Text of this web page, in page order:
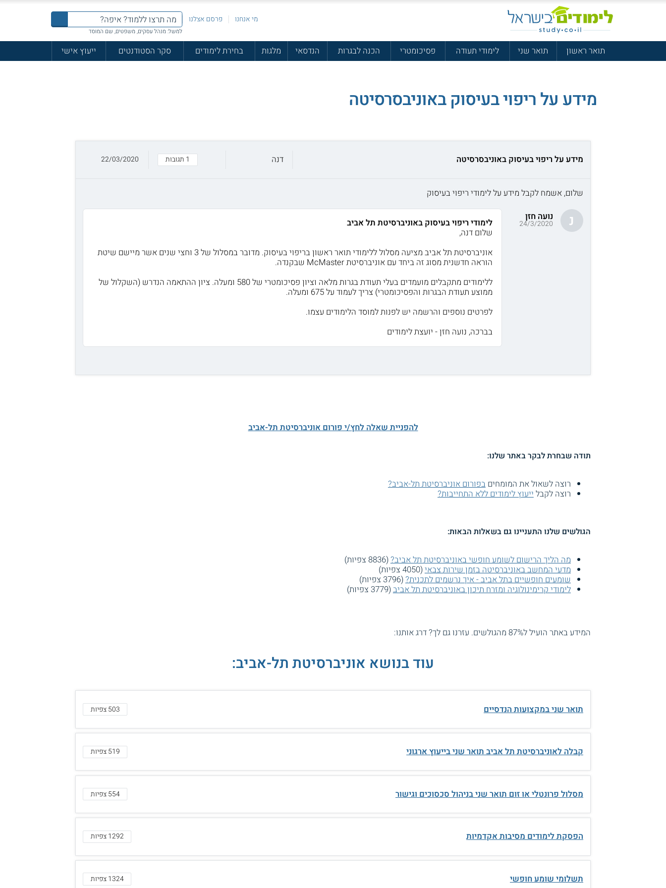
מי אנחנו פרסם אצלנו
למשל: מנהל עסקים, משפטים, שם המוסד
תואר ראשון תואר שני לימודי תעודה פסיכומטרי הכנה לבגרות הנדסאי מלגות בחירת לימודים סקר הסטודנטים ייעוץ אישי
מידע על ריפוי בעיסוק באוניבסרסיטה
מידע על ריפוי בעיסוק באוניבסרסיטה דנה 1 תגובות 22/03/2020
שלום, אשמח לקבל מידע על לימודי ריפוי בעיסוק
נ נועה חזן
24/3/2020
לימודי ריפוי בעיסוק באוניברסיטת תל אביב
שלום דנה,
אוניברסיטת תל אביב מציעה מסלול ללימודי תואר ראשון בריפוי בעיסוק. מדובר במסלול של 3 וחצי שנים אשר מיישם שיטת
הוראה חדשנית מסוג זה ביחד עם אוניברסיטת McMaster שבקנדה.
ללימודים מתקבלים מועמדים בעלי תעודת בגרות מלאה וציון פסיכומטרי של 580 ומעלה. ציון ההתאמה הנדרש (השקלול של
ממוצע תעודת הבגרות והפסיכומטרי) צריך לעמוד על 675 ומעלה.
לפרטים נוספים והרשמה יש לפנות למוסד הלימודים עצמו.
בברכה, נועה חזן - יועצת לימודים
להפניית שאלה לחץ/י פורום אוניברסיטת תל-אביב
תודה שבחרת לבקר באתר שלנו:
רוצה לשאול את המומחיםבפורום אוניברסיטת תל-אביב?
רוצה לקבל ייעוץ לימודים ללא התחייבות?
הגולשים שלנו התעניינו גם בשאלות הבאות:
מה הליך הרישום לשומע חופשי באוניברסיטת תל אביב?(8836 צפיות)
מדעי המחשב באוניברסיטה בזמן שירות צבאי(4050 צפיות)
שומעים חופשיים בתל אביב - איך נרשמים לתכנית?(3796 צפיות)
לימודי קרימינולוגיה ומזרח תיכון באוניברסיטת תל אביב(3779 צפיות)
המידע באתר הועיל ל87% מהגולשים. עזרנו גם לך? דרג אותנו:
עוד בנושא אוניברסיטת תל-אביב:
תואר שני במקצועות הנדסיים 503 צפיות
קבלה לאוניברסיטת תל אביב תואר שני בייעוץ ארגוני 519 צפיות
מסלול פרונטלי או זום תואר שני בניהול סכסוכים וגישור 554 צפיות
הפסקת לימודים מסיבות אקדמיות 1292 צפיות
תשלומי שומע חופשי 1324 צפיות